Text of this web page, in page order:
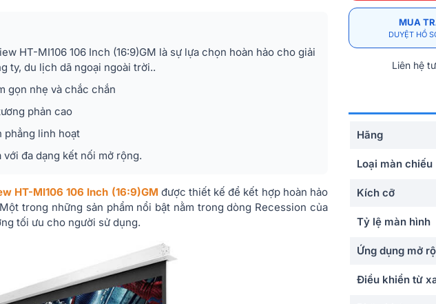
HT-MI106 106 Inch (16:9)GM là sự lựa chọn hoàn hảo cho giải
ty, du lịch dã ngoại ngoài trời..
gọn nhẹ và chắc chắn
phản cao
phẳng linh hoạt
đa dạng kết nối mở rộng.
HT-MI106 106 Inch (16:9)GM được thiết kế để kết hợp hoàn hảo
trong những sản phẩm nổi bật nằm trong dòng Recession của
tối ưu cho người sử dụng.
MUA
DUYỆT HỒ
Liên hệ
Hãng
Loại màn chiếu
Kích cỡ
Tỷ lệ màn hình
Ứng dụng mở
Điều khiển từ